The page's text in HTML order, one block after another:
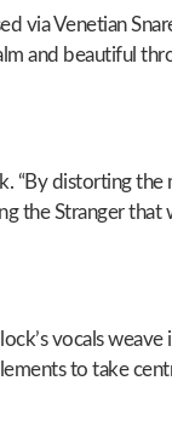
via Venetian
and beautiful
“By distorting
the Stranger
vocals
to take